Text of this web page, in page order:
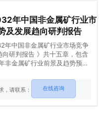
年中国非金属矿行业市
及发展趋向研判报告
年中国非金属矿行业市场竞争
向研判报告 》共十五章，包含
非金属矿行业前景及趋势预
2032年非金属矿行业投资机
等内容。
，请联系： 在线咨询